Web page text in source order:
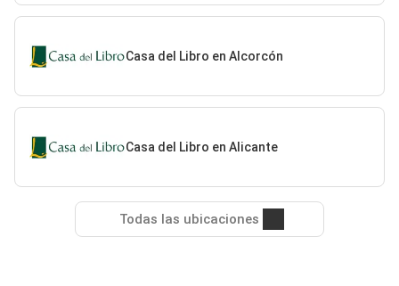
Casa del Libro en Alcorcón
Casa del Libro en Alicante
Todas las ubicaciones